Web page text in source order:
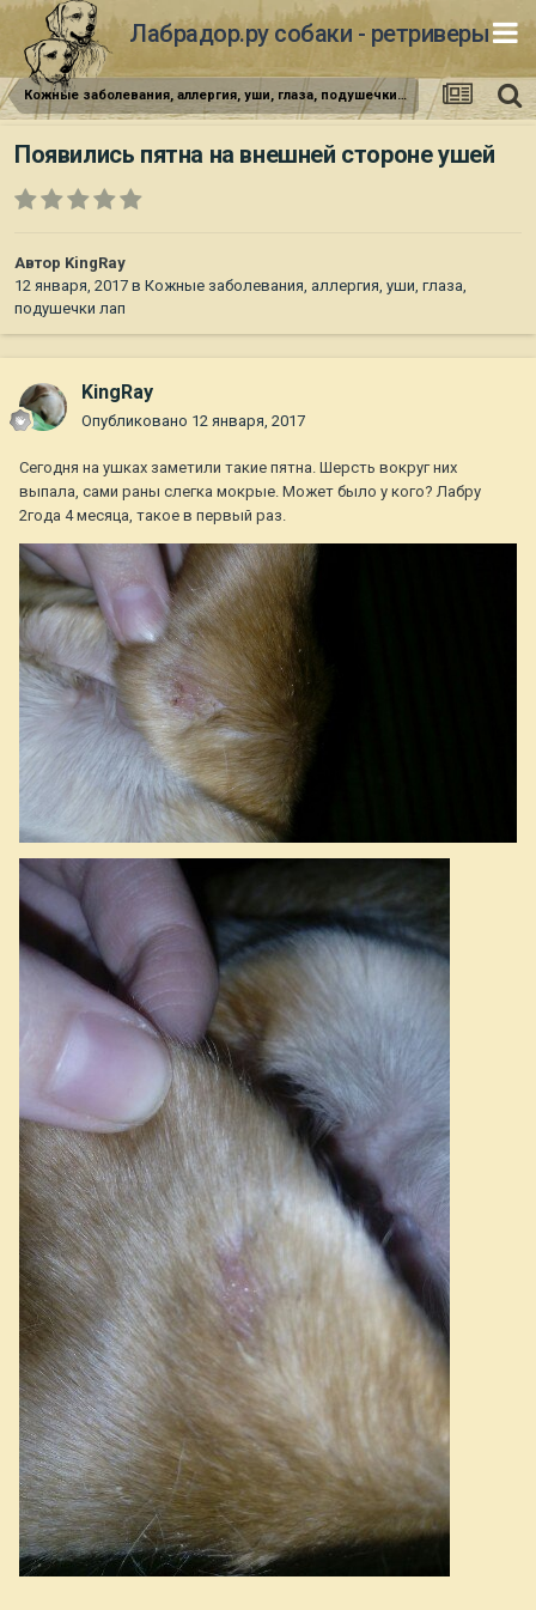
Лабрадор.ру собаки - ретриверы
Кожные заболевания, аллергия, уши, глаза, подушечки лап
Появились пятна на внешней стороне ушей
Автор KingRay
12 января, 2017 в Кожные заболевания, аллергия, уши, глаза,
подушечки лап
KingRay
Опубликовано 12 января, 2017
Сегодня на ушках заметили такие пятна. Шерсть вокруг них
выпала, сами раны слегка мокрые. Может было у кого? Лабру
2года 4 месяца, такое в первый раз.